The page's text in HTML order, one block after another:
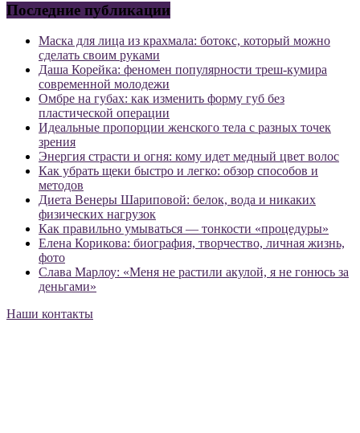
Последние публикации
Маска для лица из крахмала: ботокс, который можно
сделать своим руками
Даша Корейка: феномен популярности треш-кумира
современной молодежи
Омбре на губах: как изменить форму губ без
пластической операции
Идеальные пропорции женского тела с разных точек
зрения
Энергия страсти и огня: кому идет медный цвет волос
Как убрать щеки быстро и легко: обзор способов и
методов
Диета Венеры Шариповой: белок, вода и никаких
физических нагрузок
Как правильно умываться — тонкости «процедуры»
Елена Корикова: биография, творчество, личная жизнь,
фото
Слава Марлоу: «Меня не растили акулой, я не гонюсь за
деньгами»
Наши контакты